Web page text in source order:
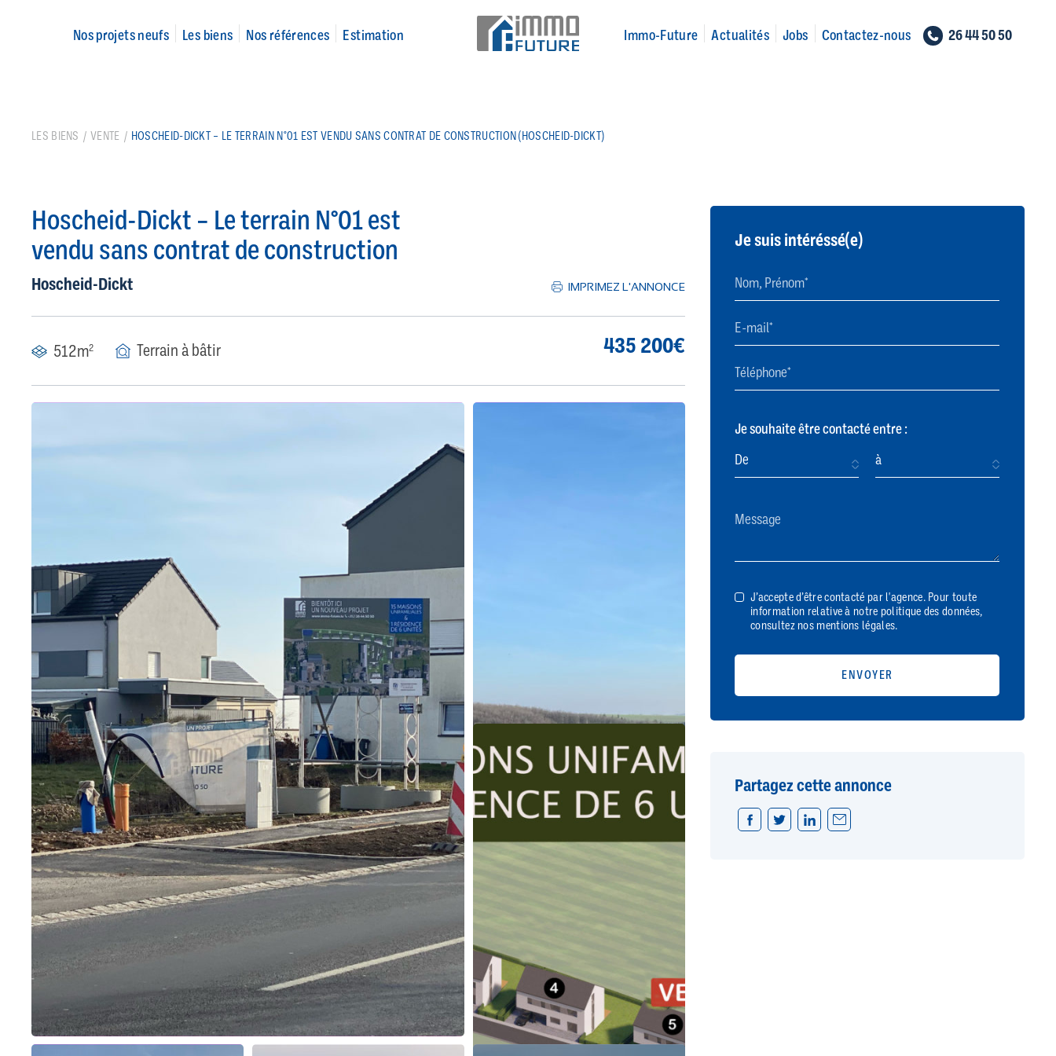
Nos projets neufs Les biens Nos références Estimation Immo-Future Actualités Jobs Contactez-nous 26 44 50 50
LES BIENS VENTE HOSCHEID-DICKT – LE TERRAIN N°01 EST VENDU SANS CONTRAT DE CONSTRUCTION (HOSCHEID-DICKT)
Hoscheid-Dickt – Le terrain N°01 est
vendu sans contrat de construction
Hoscheid-Dickt IMPRIMEZ L'ANNONCE
512m2 Terrain à bâtir 435 200€
Je suis intéréssé(e)
Je souhaite être contacté entre :
J’accepte d’être contacté par l'agence. Pour toute
information relative à notre politique des données,
consultez nos mentions légales.
Partagez cette annonce